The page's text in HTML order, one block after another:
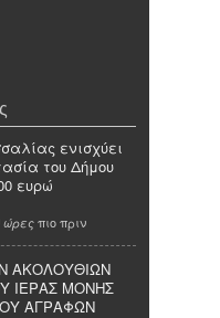
ενισχύει
του Δήμου
ευρώ
ώρες πιο πριν
ΑΚΟΛΟΥΘΙΩΝ
ΙΕΡΑΣ ΜΟΝΗΣ
ΑΓΡΑΦΩΝ